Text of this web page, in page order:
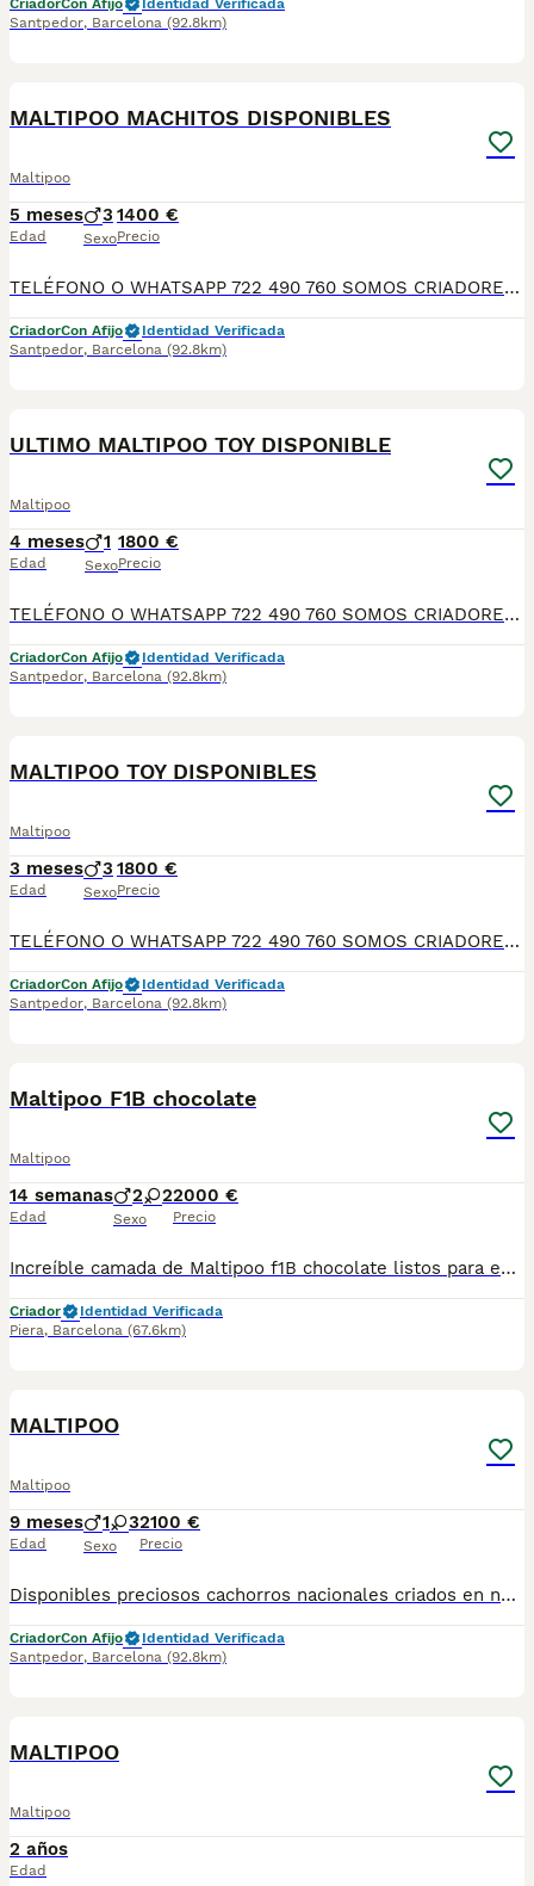
CriadorCon Afijo
Identidad Verificada
Santpedor, Barcelona (92.8km)
MALTIPOO MACHITOS DISPONIBLES
Maltipoo
5 meses
Edad
3
Sexo
1400 €
Precio
TELÉFONO O WHATSAPP 722 490 760 SOMOS CRIADORES DIRECTOS SIN INTERMEDIARIOS! MÁS DE 20 AÑOS EN EL SECTOR NOS AVALAN, VALORANDO TANTO LA CRIA RESPONSABLE COMO TAMBIÉN LA SELECCIÓN PARA MEJORAR LA RAZA DURANTE TODOS ESTOS AÑOS. NUESTROS CACHORROS SE ENTREGAN PREVIAMENTE REVISADOS POR NUESTRO VETERINARIO PROFESIONAL Y BAJO LOS MAS ESTRICTOS CONTROLES DE SALUD, HACEMOS HINCAPIÉ EN SU SOCIABILIZACIÓN PARA SU CORRECTO DESARROLLO NEUROLOGICO! Y OS ASESORAMOS ANTES DURANTE Y DESPUES DE LA ENTREGA PARA QUE TODO SEA LO MAS AFABLE Y FACIL POSIBLE DURANTE LA ADAPTACION! NUESTROS BEBES SE ENTREGAN A PARTIR DE LOS DOS MESES CON SUS VACUNAS AL DIA, DESPARASITADOS Y CON GARANTIAS DE SALUD, MICROCHIP Y CARTILLA DE VACUNACION! SI BUSCAS UN COMPAÑERO SANO Y EQUILIBRADO ESTE ES EL LUGAR, TE ASESORAREMOS DURANTE TODO EL PROCESO NO DUDES EN CONSULTAR POR NUESTROS PEQUES AL 722 490 760
CriadorCon Afijo
Identidad Verificada
Santpedor, Barcelona (92.8km)
ULTIMO MALTIPOO TOY DISPONIBLE
Maltipoo
4 meses
Edad
1
Sexo
1800 €
Precio
TELÉFONO O WHATSAPP 722 490 760 SOMOS CRIADORES DIRECTOS SIN INTERMEDIARIOS! MÁS DE 20 AÑOS EN EL SECTOR NOS AVALAN, VALORANDO TANTO LA CRIA RESPONSABLE COMO TAMBIÉN LA SELECCIÓN PARA MEJORAR LA RAZA DURANTE TODOS ESTOS AÑOS. NUESTROS CACHORROS SE ENTREGAN PREVIAMENTE REVISADOS POR NUESTRO VETERINARIO PROFESIONAL Y BAJO LOS MAS ESTRICTOS CONTROLES DE SALUD, HACEMOS HINCAPIÉ EN SU SOCIABILIZACIÓN PARA SU CORRECTO DESARROLLO NEUROLOGICO! Y OS ASESORAMOS ANTES DURANTE Y DESPUES DE LA ENTREGA PARA QUE TODO SEA LO MAS AFABLE Y FACIL POSIBLE DURANTE LA ADAPTACION! NUESTROS BEBES SE ENTREGAN A PARTIR DE LOS DOS MESES CON SUS VACUNAS AL DIA, DESPARASITADOS Y CON GARANTIAS DE SALUD, MICROCHIP Y CARTILLA DE VACUNACION! SI BUSCAS UN COMPAÑERO SANO Y EQUILIBRADO ESTE ES EL LUGAR, TE ASESORAREMOS DURANTE TODO EL PROCESO NO DUDES EN CONSULTAR POR NUESTROS PEQUES AL 722 490 760
CriadorCon Afijo
Identidad Verificada
Santpedor, Barcelona (92.8km)
MALTIPOO TOY DISPONIBLES
Maltipoo
3 meses
Edad
3
Sexo
1800 €
Precio
TELÉFONO O WHATSAPP 722 490 760 SOMOS CRIADORES DIRECTOS SIN INTERMEDIARIOS! MÁS DE 20 AÑOS EN EL SECTOR NOS AVALAN, VALORANDO TANTO LA CRIA RESPONSABLE COMO TAMBIÉN LA SELECCIÓN PARA MEJORAR LA RAZA DURANTE TODOS ESTOS AÑOS. NUESTROS CACHORROS SE ENTREGAN PREVIAMENTE REVISADOS POR NUESTRO VETERINARIO PROFESIONAL Y BAJO LOS MAS ESTRICTOS CONTROLES DE SALUD, HACEMOS HINCAPIÉ EN SU SOCIABILIZACIÓN PARA SU CORRECTO DESARROLLO NEUROLOGICO! Y OS ASESORAMOS ANTES DURANTE Y DESPUES DE LA ENTREGA PARA QUE TODO SEA LO MAS AFABLE Y FACIL POSIBLE DURANTE LA ADAPTACION! NUESTROS BEBES SE ENTREGAN A PARTIR DE LOS DOS MESES CON SUS VACUNAS AL DIA, DESPARASITADOS Y CON GARANTIAS DE SALUD, MICROCHIP Y CARTILLA DE VACUNACION! SI BUSCAS UN COMPAÑERO SANO Y EQUILIBRADO ESTE ES EL LUGAR, TE ASESORAREMOS DURANTE TODO EL PROCESO NO DUDES EN CONSULTAR POR NUESTROS PEQUES AL 722 490 760
CriadorCon Afijo
Identidad Verificada
Santpedor, Barcelona (92.8km)
Maltipoo F1B chocolate
Maltipoo
14 semanas
Edad
2 2
Sexo
2000 €
Precio
Increíble camada de Maltipoo f1B chocolate listos para entregar. Centro Canino Vallbonica es mucho más que un centro de cría , es una familia comprometida con el bienestar animal y la cria responsable, siendo Criadores directos, sin intermediarios, con más de 20 años de experiencia. Apostamos por la cría responsable y una cuidada selección por ello todos nuestros bebés nacen y se crían en nuestras instalaciones , asegurando así un correcto desarrollo y una magnífica socialización, consiguiendo en cada ejemplar un carácter juguetón y extrovertido algo primordial para su adaptación como un miembro más en tu familia . Se entregan con el carnet de vacunas con el plan correspondiente a su edad , desparasitados y microchip implantado y activado en registro de Anicom. Facilitamos junto al cachorro contrato de compra con garantías víricas de 15 días y congénitas de 1 año . Contamos con un gran equipo de profesionales entre los que se encuentran educadores, auxiliares y Veterinarios ofreciendo los controles sanitarios necesarios así como continua vigilancia asegurando su bienestar . Hacemos envíos a toda España con empresa de transporte privado, proporcionando un viaje confortable y ofreciendo las atenciones necesarias a nuestros bebés . Si estás interesado en alguno de nuestros ejemplares solicita información sin compromiso al 722269698 . También atendemos vía WhatsApp . PRECIO REAL ( incluye el IVA) .
Criador
Identidad Verificada
Piera, Barcelona (67.6km)
MALTIPOO
Maltipoo
9 meses
Edad
1 3
Sexo
2100 €
Precio
Disponibles preciosos cachorros nacionales criados en nuestras instalaciones, en un ambiente familiar y responsable. Nuestros cachorros se entregan con cartilla de primera vacunación, vacunas correspondientes a su edad, desparasitados interna y externamente, y con microchip implantado y dado de alta. Además, realizamos un contrato de garantía que incluye: • Garantía vírica de 15 días. • Garantía congénita de 1 año. Desde la fecha de entrega del cachorro. Nos comprometemos al 100% con la salud, el bienestar y el cuidado de nuestros pequeños. Disponemos de Núcleo Zoológico Para más información, imágenes o cualquier consulta sin compromiso, pueden contactar con nosotros en los teléfonos: CRISTINA 📞 722 788 399 📞 932 514 529
CriadorCon Afijo
Identidad Verificada
Santpedor, Barcelona (92.8km)
MALTIPOO
Maltipoo
2 años
Edad